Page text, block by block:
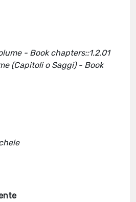
- Book chapters::1.2.01
(Capitoli o Saggi) - Book